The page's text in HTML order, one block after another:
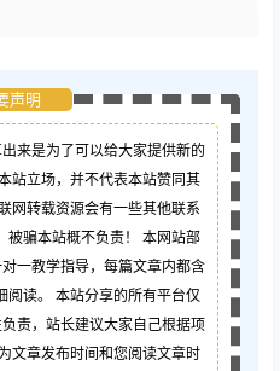
声明
来是为了可以给大家提供新的
站立场，并不代表本站赞同其
网转载资源会有一些其他联系
被骗本站概不负责！ 本网站部
一教学指导，每篇文章内都含
阅读。 本站分享的所有平台仅
责，站长建议大家自己根据项
文章发布时间和您阅读文章时